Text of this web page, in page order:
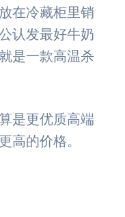
在冷藏柜里销
认发最好牛奶
是一款高温杀
是更优质高端
高的价格。